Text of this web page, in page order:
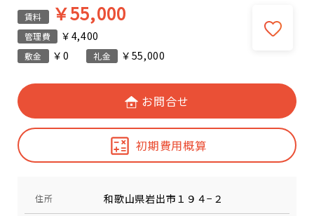
賃料 ￥55,000
管理費 ￥4,400
敷金 ￥0 礼金 ￥55,000
お問合せ
初期費用概算
住所 和歌山県岩出市１９４−２